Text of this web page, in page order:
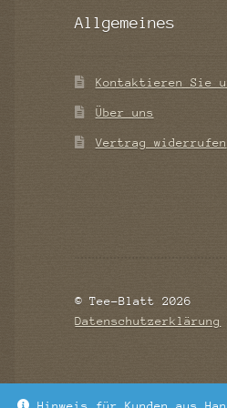
Allgemeines
Kontaktieren Sie
Über uns
Vertrag widerrufen
© Tee-Blatt 2026
Datenschutzerklärung